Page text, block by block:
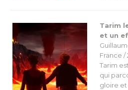
Tarim
et un
France /
Tarim
qui
gloire et